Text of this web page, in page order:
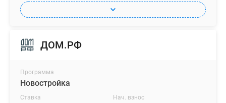
ДОМ.РФ
Программа
Новостройка
Ставка Нач. взнос